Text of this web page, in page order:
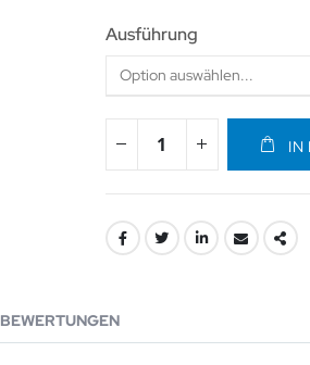
Ausführung
IN
BEWERTUNGEN